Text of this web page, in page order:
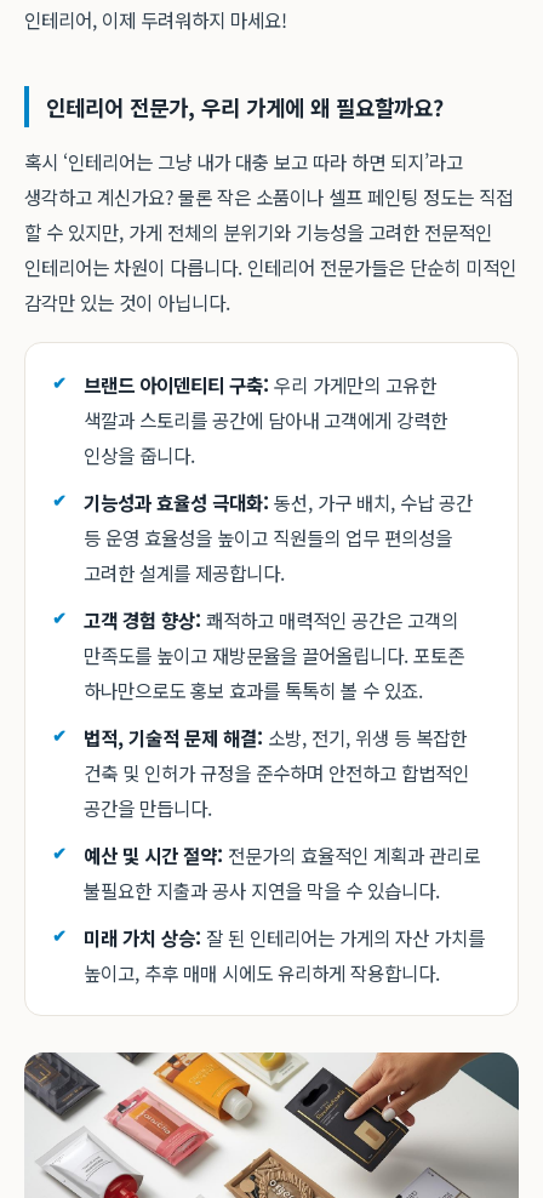
인테리어, 이제 두려워하지 마세요!
인테리어 전문가, 우리 가게에 왜 필요할까요?
혹시 ‘인테리어는 그냥 내가 대충 보고 따라 하면 되지’라고
생각하고 계신가요? 물론 작은 소품이나 셀프 페인팅 정도는 직접
할 수 있지만, 가게 전체의 분위기와 기능성을 고려한 전문적인
인테리어는 차원이 다릅니다. 인테리어 전문가들은 단순히 미적인
감각만 있는 것이 아닙니다.
브랜드 아이덴티티 구축: 우리 가게만의 고유한
색깔과 스토리를 공간에 담아내 고객에게 강력한
인상을 줍니다.
기능성과 효율성 극대화: 동선, 가구 배치, 수납 공간
등 운영 효율성을 높이고 직원들의 업무 편의성을
고려한 설계를 제공합니다.
고객 경험 향상: 쾌적하고 매력적인 공간은 고객의
만족도를 높이고 재방문율을 끌어올립니다. 포토존
하나만으로도 홍보 효과를 톡톡히 볼 수 있죠.
법적, 기술적 문제 해결: 소방, 전기, 위생 등 복잡한
건축 및 인허가 규정을 준수하며 안전하고 합법적인
공간을 만듭니다.
예산 및 시간 절약: 전문가의 효율적인 계획과 관리로
불필요한 지출과 공사 지연을 막을 수 있습니다.
미래 가치 상승: 잘 된 인테리어는 가게의 자산 가치를
높이고, 추후 매매 시에도 유리하게 작용합니다.